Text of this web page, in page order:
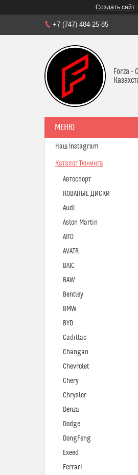
Создать сайт
+7 (747) 484-25-85
Forza -
Наш Instagram
Каталог Тюнинга
Автоспорт
КОВАНЫЕ ДИСКИ
Audi
Aston Martin
AITO
AVATR
BAIC
BAW
Bentley
BMW
BYD
Cadillac
Changan
Chevrolet
Chery
Chrysler
Denza
Dodge
DongFeng
Exeed
Ferrari